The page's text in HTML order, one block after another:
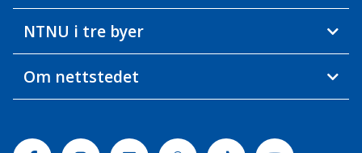
NTNU i tre byer
Om nettstedet